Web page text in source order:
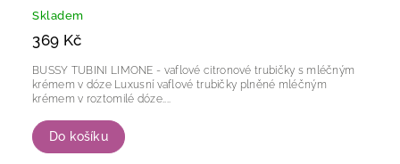
Skladem
369 Kč
Do košíku
BUSSY TUBINI LIMONE - vaflové citronové trubičky s mléčným
krémem v dóze Luxusní vaflové trubičky plněné mléčným
krémem v roztomilé dóze....